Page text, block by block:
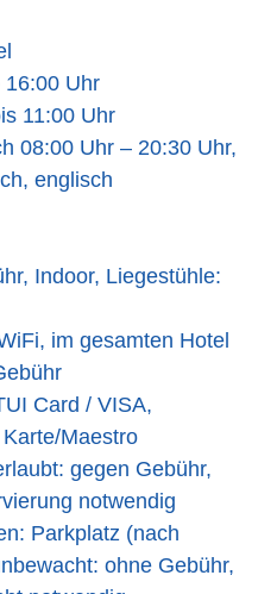
16:00 Uhr
11:00 Uhr
08:00 Uhr – 20:30 Uhr,
englisch
Indoor, Liegestühle:
im gesamten Hotel
Card / VISA,
Maestro
gegen Gebühr,
notwendig
Parkplatz (nach
ohne Gebühr,